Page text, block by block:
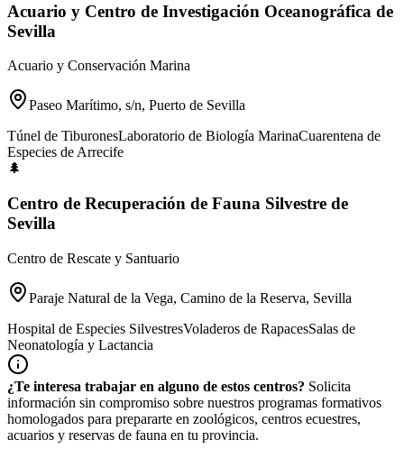
Acuario y Centro de Investigación Oceanográfica de
Sevilla
Acuario y Conservación Marina
Paseo Marítimo, s/n, Puerto de Sevilla
Túnel de TiburonesLaboratorio de Biología MarinaCuarentena de
Especies de Arrecife
🌲
Centro de Recuperación de Fauna Silvestre de
Sevilla
Centro de Rescate y Santuario
Paraje Natural de la Vega, Camino de la Reserva, Sevilla
Hospital de Especies SilvestresVoladeros de RapacesSalas de
Neonatología y Lactancia
¿Te interesa trabajar en alguno de estos centros? Solicita
información sin compromiso sobre nuestros programas formativos
homologados para prepararte en zoológicos, centros ecuestres,
acuarios y reservas de fauna en tu provincia.